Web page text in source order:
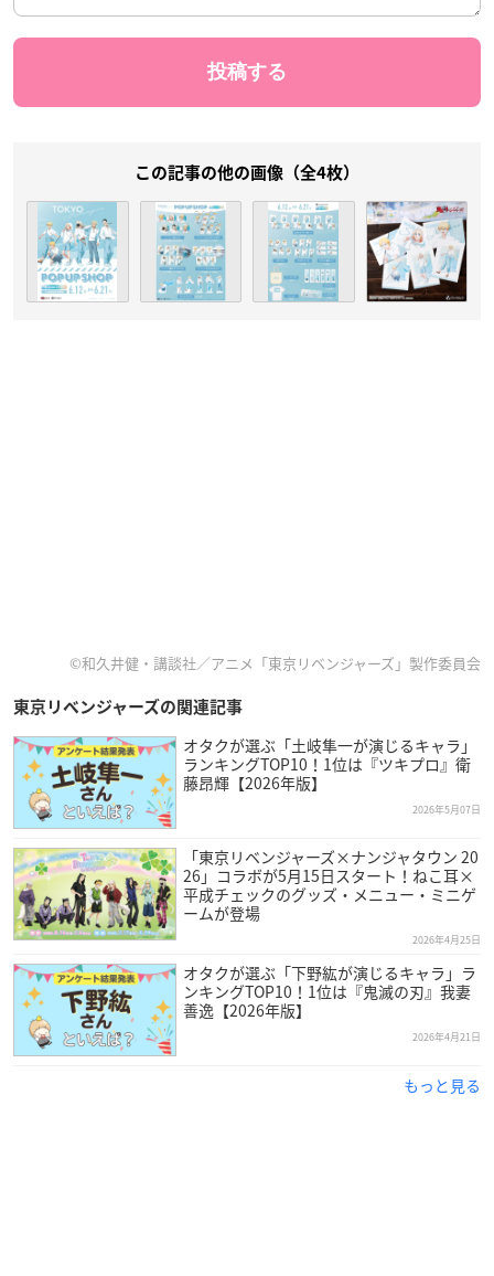
この記事の他の画像（全4枚）
©和久井健・講談社／アニメ「東京リベンジャーズ」製作委員会
東京リベンジャーズの関連記事
オタクが選ぶ「土岐隼一が演じるキャラ」
ランキングTOP10！1位は『ツキプロ』衛
藤昂輝【2026年版】
2026年5月07日
「東京リベンジャーズ×ナンジャタウン 20
26」コラボが5月15日スタート！ねこ耳×
平成チェックのグッズ・メニュー・ミニゲ
ームが登場
2026年4月25日
オタクが選ぶ「下野紘が演じるキャラ」ラ
ンキングTOP10！1位は『鬼滅の刃』我妻
善逸【2026年版】
2026年4月21日
もっと見る